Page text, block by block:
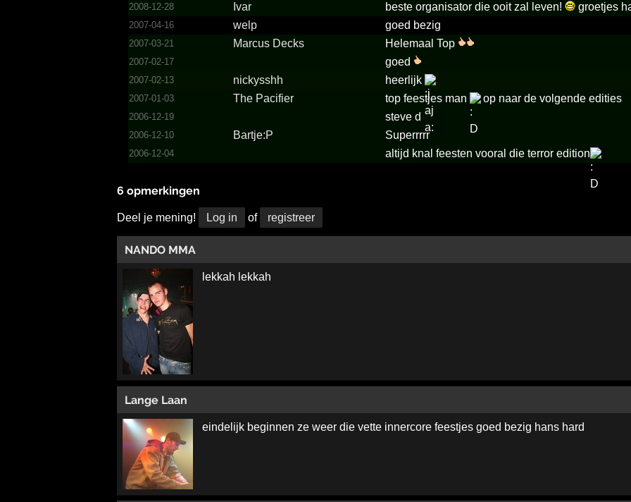
2008-12-28 Ivar beste organisator die ooit zal leven! groetjes
2007-04-16 welp goed bezig
2007-03-21 Marcus Decks Helemaal Top
2007-02-17 goed
2007-02-13 nickysshh heerlijk
2007-01-03 The Pacifier top feestjes man op naar de volgende edities
2006-12-19 steve d
2006-12-10 Bartje:P Superrrrr
2006-12-04 altijd knal feesten vooral die terror edition
6 opmerkingen
Deel je mening! Log in of registreer
NANDO MMA
lekkah lekkah
Lange Laan
eindelijk beginnen ze weer die vette innercore feestjes goed bezig hans hard